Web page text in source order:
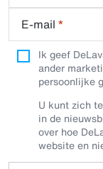
E-mail *
Ik geef
ander
persoonlijke
U kunt zich
in de
over hoe
website en